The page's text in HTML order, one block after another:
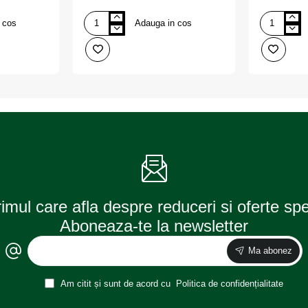
cos
Rezerva
stergator
24``/60cm
2
Adauga in cos
Rezerva
stergator
flat
economy
ALCA
care afla despre reduceri si oferte
Aboneaza-te la newsletter
Ma abonez
Am citit și sunt de acord cu Politica de confidențialitate